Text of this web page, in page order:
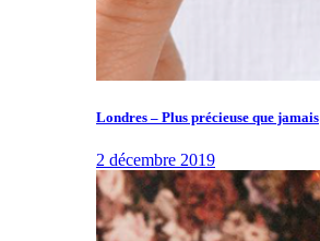
Londres – Plus précieuse que jamais
2 décembre 2019